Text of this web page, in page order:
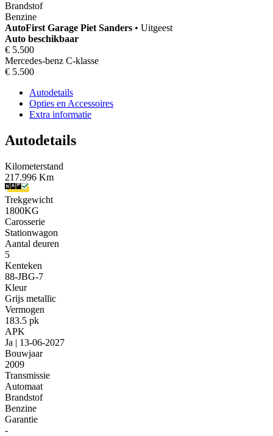
Brandstof
Benzine
AutoFirst Garage Piet Sanders • Uitgeest
Auto beschikbaar
€ 5.500
Mercedes-benz C-klasse
€ 5.500
Autodetails
Opties en Accessoires
Extra informatie
Autodetails
Kilometerstand
217.996 Km
Trekgewicht
1800KG
Carosserie
Stationwagon
Aantal deuren
5
Kenteken
88-JBG-7
Kleur
Grijs metallic
Vermogen
183.5 pk
APK
Ja | 13-06-2027
Bouwjaar
2009
Transmissie
Automaat
Brandstof
Benzine
Garantie
-